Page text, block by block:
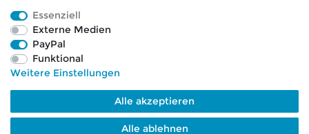
Impressum
Barrierefreiheitserklärung
VERTRAG WIDERRUFEN Kontakt
Essenziell
Externe Medien
PayPal
Funktional
Weitere Einstellungen
Alle akzeptieren
Alle ablehnen